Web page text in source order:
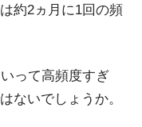
約2ヵ月に1回の頻
って高頻度すぎ
ないでしょうか。